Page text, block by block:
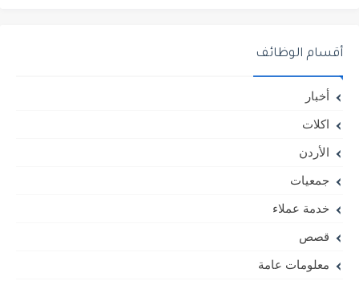
أقسام الوظائف
أخبار
اكلات
الأردن
جمعيات
خدمة عملاء
قصص
معلومات عامة